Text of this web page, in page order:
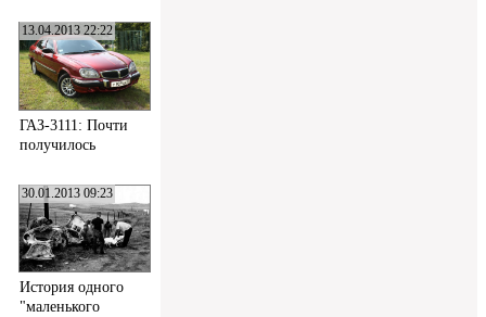
13.04.2013 22:22
ГАЗ-3111: Почти
получилось
30.01.2013 09:23
История одного
"маленького